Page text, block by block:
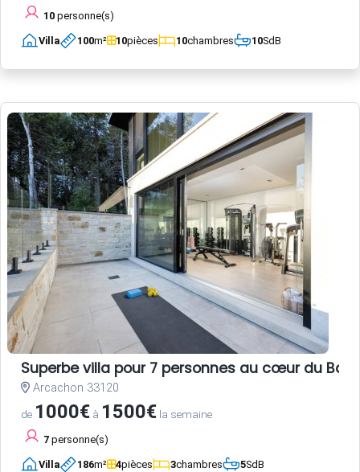
10 personne(s)
Villa 100m² 10pièces 10chambres 10SdB
Superbe villa pour 7 personnes au cœur du
Arcachon 33120
de 1000€ à 1500€ la semaine
7 personne(s)
Villa 186m² 4pièces 3chambres 5SdB